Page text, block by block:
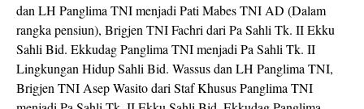
dan LH Panglima TNI menjadi Pati Mabes TNI AD (Dalam
rangka pensiun), Brigjen TNI Fachri dari Pa Sahli Tk. II Ekku
Sahli Bid. Ekkudag Panglima TNI menjadi Pa Sahli Tk. II
Lingkungan Hidup Sahli Bid. Wassus dan LH Panglima TNI,
Brigjen TNI Asep Wasito dari Staf Khusus Panglima TNI